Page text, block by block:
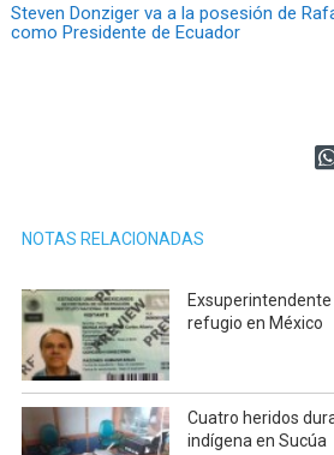
Steven Donziger va a la posesión de
como Presidente de Ecuador
NOTAS RELACIONADAS
refugio en México
Cuatro heridos
indígena en Sucúa